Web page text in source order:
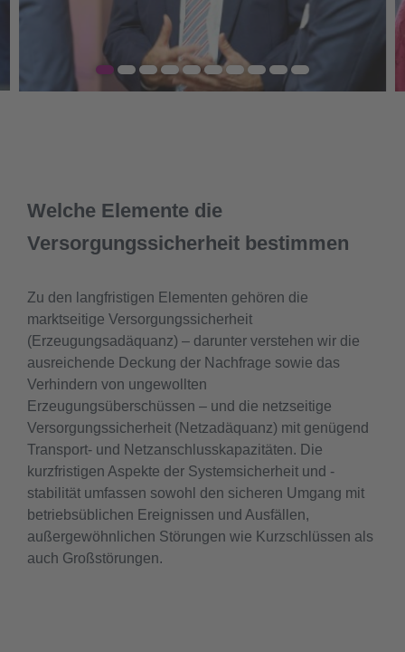
Welche Elemente die
Versorgungssicherheit bestimmen
Zu den langfristigen Elementen gehören die
marktseitige Versorgungssicherheit
(Erzeugungsadäquanz) – darunter verstehen wir die
ausreichende Deckung der Nachfrage sowie das
Verhindern von ungewollten
Erzeugungsüberschüssen – und die netzseitige
Versorgungssicherheit (Netzadäquanz) mit genügend
Transport- und Netzanschlusskapazitäten. Die
kurzfristigen Aspekte der Systemsicherheit und -
stabilität umfassen sowohl den sicheren Umgang mit
betriebsüblichen Ereignissen und Ausfällen,
außergewöhnlichen Störungen wie Kurzschlüssen als
auch Großstörungen.